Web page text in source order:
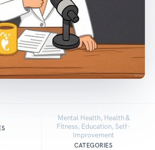
Mental Health, Health &
Fitness, Education, Self-
Improvement
CATEGORIES